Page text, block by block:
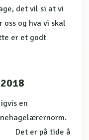
det vil si at vi
og hva vi skal
er et godt
en
Det er på tide å